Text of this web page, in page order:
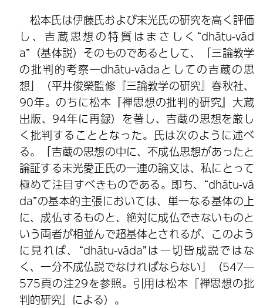
松本氏は伊藤氏および末光氏の研究を高く評価
し、吉蔵思想の特質はまさしく“dhātu-vād
a”（基体説）そのものであるとして、「三論教学
の批判的考察―dhātu-vādaとしての吉蔵の思
想」（平井俊榮監修『三論教学の研究』春秋社、
90年。のちに松本『禅思想の批判的研究』大蔵
出版、94年に再録）を著し、吉蔵の思想を厳し
く批判することとなった。氏は次のように述べ
る。「吉蔵の思想の中に、不成仏思想があったと
論証する末光愛正氏の一連の論文は、私にとって
極めて注目すべきものである。即ち、“dhātu-vā
da”の基本的主張においては、単一なる基体の上
に、成仏するものと、絶対に成仏できないものと
いう両者が相並んで超基体とされるが、このよう
に見れば、“dhātu-vāda”は一切皆成説ではな
く、一分不成仏説でなければならない」（547―
575頁の注29を参照。引用は松本『禅思想の批
判的研究』による）。